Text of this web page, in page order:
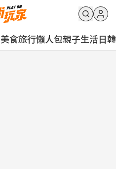
美食旅行懶人包親子生活日韓